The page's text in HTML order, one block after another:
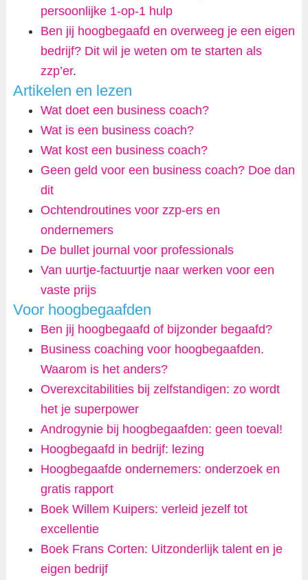
persoonlijke 1-op-1 hulp
Ben jij hoogbegaafd en overweeg je een eigen
bedrijf? Dit wil je weten om te starten als
zzp’er.
Artikelen en lezen
Wat doet een business coach?
Wat is een business coach?
Wat kost een business coach?
Geen geld voor een business coach? Doe dan
dit
Ochtendroutines voor zzp-ers en
ondernemers
De bullet journal voor professionals
Van uurtje-factuurtje naar werken voor een
vaste prijs
Voor hoogbegaafden
Ben jij hoogbegaafd of bijzonder begaafd?
Business coaching voor hoogbegaafden.
Waarom is het anders?
Overexcitabilities bij zelfstandigen: zo wordt
het je superpower
Androgynie bij hoogbegaafden: geen toeval!
Hoogbegaafd in bedrijf: lezing
Hoogbegaafde ondernemers: onderzoek en
gratis rapport
Boek Willem Kuipers: verleid jezelf tot
excellentie
Boek Frans Corten: Uitzonderlijk talent en je
eigen bedrijf